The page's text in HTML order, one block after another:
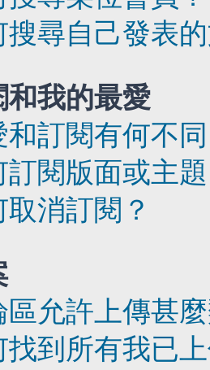
搜尋自己發表
和我的最愛
和訂閱有何不
訂閱版面或主
消訂閱？
區允許上傳甚
找到所有我已